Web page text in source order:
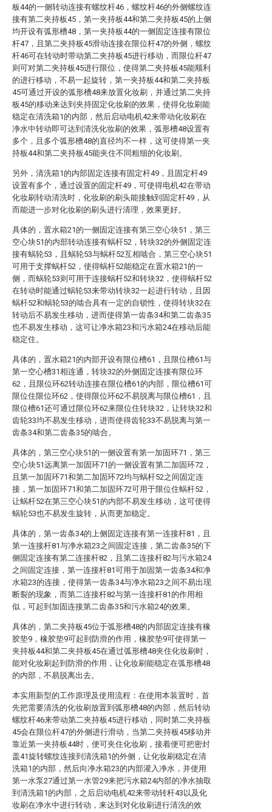
板44的一侧转动连接有螺纹杆46，螺纹杆46的外侧螺纹连
接有第二夹持板45，第一夹持板44和第二夹持板45的上侧
均开设有弧形槽48，第一夹持板44的一侧固定连接有限位
杆47，且第二夹持板45滑动连接在限位杆47的外侧，螺纹
杆46可在转动时带动第二夹持板45进行移动，而限位杆47
则可对第二夹持板45进行限位，使得第二夹持板45能顺利
的进行移动，不易一起旋转，第一夹持板44和第二夹持板
45可通过开设的弧形槽48来放置化妆刷，并通过第二夹持
板45的移动来达到夹持固定化妆刷的效果，使得化妆刷能
稳定在清洗箱1的内部，然后启动电机42来带动化妆刷在
净水中转动即可达到清洗化妆刷的效果，弧形槽48设置有
多个，且多个弧形槽48的直径均不一样，这可使得第一夹
持板44和第二夹持板45能夹住不同粗细的化妆刷。
另外，清洗箱1的内部固定连接有固定杆49，且固定杆49
设置有多个，通过设置的固定杆49，可使得电机42在带动
化妆刷转动清洗时，化妆刷的刷头能接触到固定杆49，从
而能进一步对化妆刷的刷头进行清理，效果更好。
具体的，置水箱21的一侧固定连接有第三空心块51，第三
空心块51的内部转动连接有蜗杆52，转块32的外侧固定连
接有蜗轮53，且蜗轮53与蜗杆52互相啮合，第三空心块51
可用于支撑蜗杆52，使得蜗杆52能稳定在置水箱21的一
侧，而蜗轮53则可用于连接蜗杆52和转块32，使得蜗杆52
在转动时能通过蜗轮53来带动转块32一起进行转动，且因
蜗杆52和蜗轮53的啮合具有一定的自锁性，使得转块32在
转动后不易发生移动，进而使得第一齿条34和第二齿条35
也不易发生移动，这可让净水箱23和污水箱24在移动后能
稳定住。
具体的，置水箱21的内部开设有限位槽61，且限位槽61与
第一空心槽31相连通，转块32的外侧固定连接有限位环
62，且限位环62转动连接在限位槽61的内部，限位槽61可
限位住限位环62，使得限位环62不易脱离与限位槽61，且
限位槽61还可通过限位环62来限位住转块32，让转块32和
齿轮33均不易发生移动，进而使得齿轮33不易脱离与第一
齿条34和第二齿条35的啮合。
具体的，第三空心块51的一侧设置有第一加固环71，第三
空心块51远离第一加固环71的一侧设置有第二加固环72，
且第一加固环71和第二加固环72均与蜗杆52之间固定连
接，第一加固环71和第二加固环72可用于限位住蜗杆52，
让蜗杆52在第三空心块51的内部不易发生移动，这可使得
蜗轮53也不易发生旋转，从而更加稳定。
具体的，第一齿条34的上侧固定连接有第一连接杆81，且
第一连接杆81与净水箱23之间固定连接，第二齿条35的下
侧固定连接有第二连接杆82，且第二连接杆82与污水箱24
之间固定连接，第一连接杆81可用于加固第一齿条34和净
水箱23的连接，使得第一齿条34与净水箱23之间不易出现
断裂的现象，而第二连接杆82与第一连接杆81的作用相
似，可起到加固连接第二齿条35和污水箱24的效果。
具体的，第二夹持板45位于弧形槽48的内部固定连接有橡
胶垫9，橡胶垫9可起到防滑的作用，橡胶垫9可使得第一
夹持板44和第二夹持板45在通过弧形槽48夹住化妆刷时，
能对化妆刷起到防滑的作用，让化妆刷能稳定在弧形槽48
的内部，不易脱离出去。
本实用新型的工作原理及使用流程：在使用本装置时，首
先把需要清洗的化妆刷放置到弧形槽48的内部，然后转动
螺纹杆46来带动第二夹持板45进行移动，同时第二夹持板
45会在限位杆47的外侧进行滑动，当第二夹持板45移动并
靠近第一夹持板44时，便可夹住化妆刷，接着便可把密封
盖41旋转螺纹连接到清洗箱1的外侧，让化妆刷稳定在清
洗箱1的内部，然后向净水箱23的内部灌入净水，并使用
第一水泵27通过第一水管29来把污水箱24内部的净水抽取
到清洗箱1的内部，之后启动电机42来带动转杆43以及化
妆刷在净水中进行转动，来达到对化妆刷进行清洗的效